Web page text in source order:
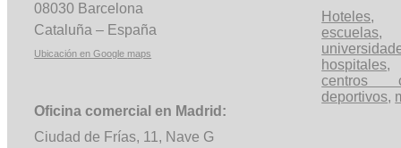
08030 Barcelona
Cataluña – España
Ubicación en Google maps
Oficina comercial en Madrid:
Ciudad de Frías, 11, Nave G
Hoteles
escuelas
hospitales,
centros
deportivos,